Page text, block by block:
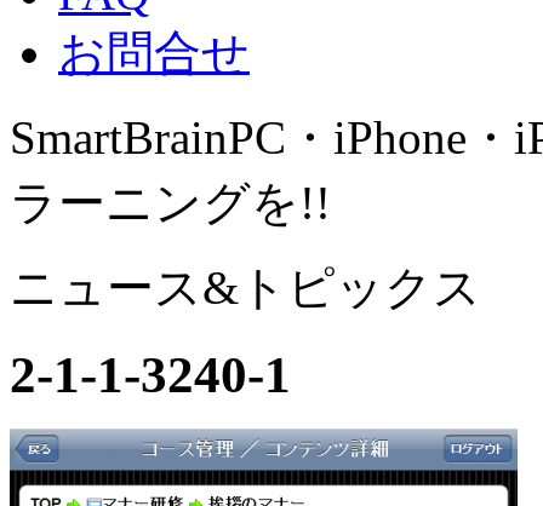
お問合せ
SmartBrainPC・iPhone・
ラーニングを!!
ニュース&トピックス
2-1-1-3240-1